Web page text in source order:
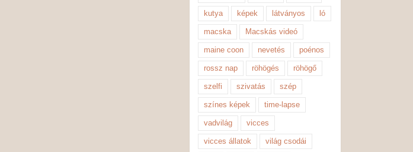
kutya képek látványos ló
macska Macskás videó
maine coon nevetés poénos
rossz nap röhögés röhögő
szelfi szivatás szép
színes képek time-lapse
vadvilág vicces
vicces állatok világ csodái